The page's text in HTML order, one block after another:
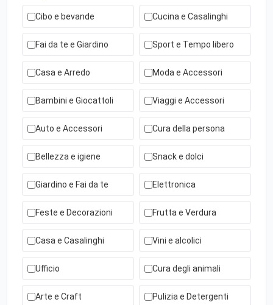
Cibo e bevande Cucina e Casalinghi
Fai da te e Giardino Sport e Tempo libero
Casa e Arredo Moda e Accessori
Bambini e Giocattoli Viaggi e Accessori
Auto e Accessori Cura della persona
Bellezza e igiene Snack e dolci
Giardino e Fai da te Elettronica
Feste e Decorazioni Frutta e Verdura
Casa e Casalinghi Vini e alcolici
Ufficio Cura degli animali
Arte e Craft Pulizia e Detergenti